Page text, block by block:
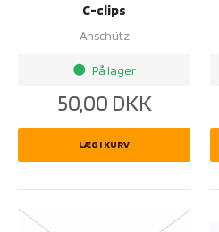
C-clips
Anschütz
brightness_1 På lager
50,00 DKK
LÆG I KURV